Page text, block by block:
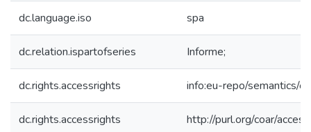
dc.language.iso spa
dc.relation.ispartofseries Informe;
dc.rights.accessrights info:eu-repo/semantics/
dc.rights.accessrights http://purl.org/coar/